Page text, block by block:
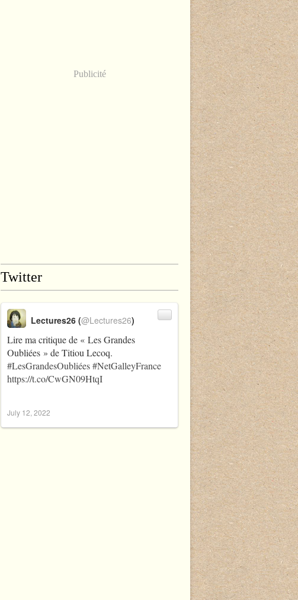
Publicité
Twitter
Lire ma critique de « Les Grandes
Oubliées » de Titiou Lecoq.
#LesGrandesOubliées#NetGalleyFrance
https://t.co/CwGN09HtqI
Lectures26 (@Lectures26)
July 12, 2022